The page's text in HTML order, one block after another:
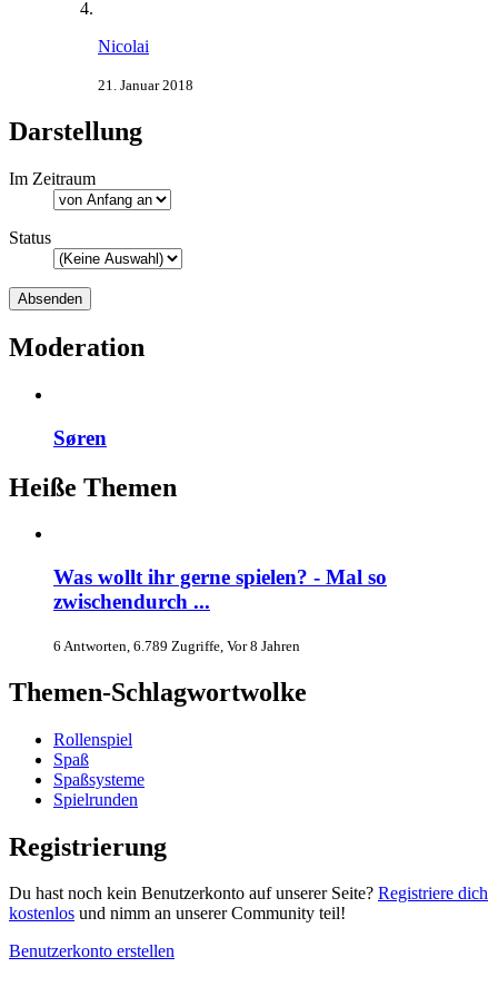
Nicolai
21. Januar 2018
Darstellung
Im Zeitraum
Status
Moderation
Søren
Heiße Themen
Was wollt ihr gerne spielen? - Mal so
zwischendurch ...
6 Antworten, 6.789 Zugriffe, Vor 8 Jahren
Themen-Schlagwortwolke
Rollenspiel
Spaß
Spaßsysteme
Spielrunden
Registrierung
Du hast noch kein Benutzerkonto auf unserer Seite? Registriere dich
kostenlos und nimm an unserer Community teil!
Benutzerkonto erstellen